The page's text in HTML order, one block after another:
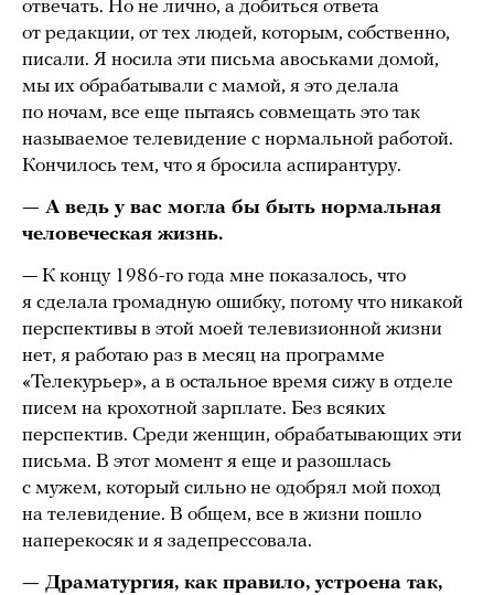
отвечать. Но не лично, а добиться ответа
от редакции, от тех людей, которым, собственно,
писали. Я носила эти письма авоськами домой,
мы их обрабатывали с мамой, я это делала
по ночам, все еще пытаясь совмещать это так
называемое телевидение с нормальной работой.
Кончилось тем, что я бросила аспирантуру.
— А ведь у вас могла бы быть нормальная
человеческая жизнь.
— К концу 1986-го года мне показалось, что
я сделала громадную ошибку, потому что никакой
перспективы в этой моей телевизионной жизни
нет, я работаю раз в месяц на программе
«Телекурьер», а в остальное время сижу в отделе
писем на крохотной зарплате. Без всяких
перспектив. Среди женщин, обрабатывающих эти
письма. В этот момент я еще и разошлась
с мужем, который сильно не одобрял мой поход
на телевидение. В общем, все в жизни пошло
наперекосяк и я задепрессовала.
— Драматургия, как правило, устроена так,